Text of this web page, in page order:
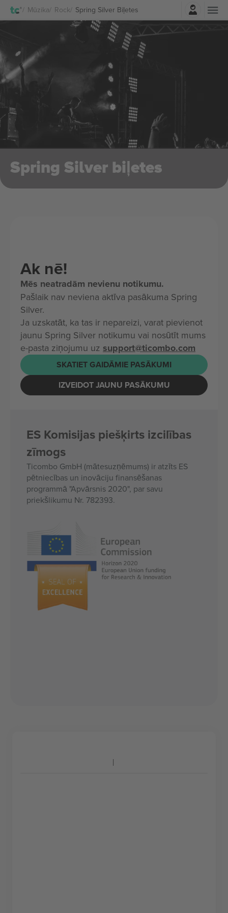
Mūzika Rock Spring Silver BiļetesPierakstīties
Spring Silver biļetes
Ak nē!
Mēs neatradām nevienu notikumu.
Pašlaik nav neviena aktīva pasākuma Spring
Silver.
Ja uzskatāt, ka tas ir nepareizi, varat pievienot
jaunu Spring Silver notikumu vai nosūtīt mums
e-pasta ziņojumu uz support@ticombo.com
SKATIET GAIDĀMIE PASĀKUMI
IZVEIDOT JAUNU PASĀKUMU
ES Komisijas piešķirts izcilības
zīmogs
Ticombo GmbH (mātesuzņēmums) ir atzīts ES
pētniecības un inovāciju finansēšanas
programmā "Apvārsnis 2020", par savu
priekšlikumu Nr. 782393.